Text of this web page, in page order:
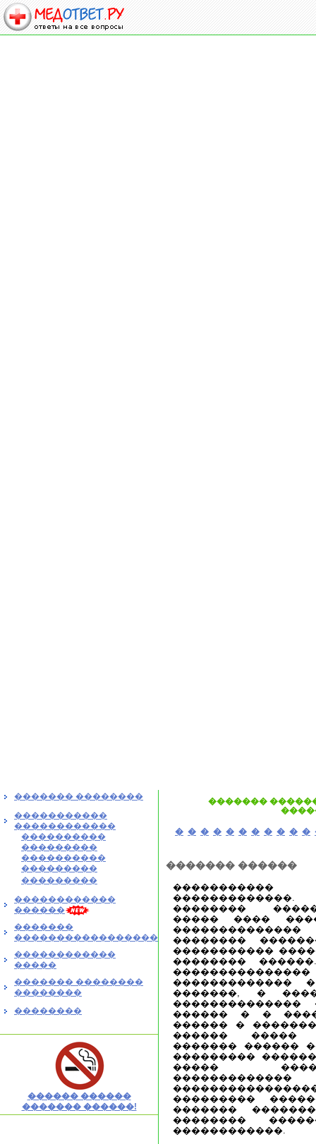
������� ��������
�����������
������������
����������
���������
����������
���������
���������
������������
������
�������
�����������������
������������
�����
������� ��������
��������
��������
������ ������
������� ������!
�������
� � � � � � � � � � �
������� ������
��������
����� ����
��������
�����������
��������
�������������
�������, �
��������������
������ � �
������ �
������ �����
������� ������
���������
�����
���������
�������
��������
������������.